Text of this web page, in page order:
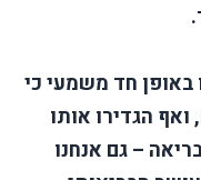
חד משמעי כי
הגדירו אותו
– גם אנחנו